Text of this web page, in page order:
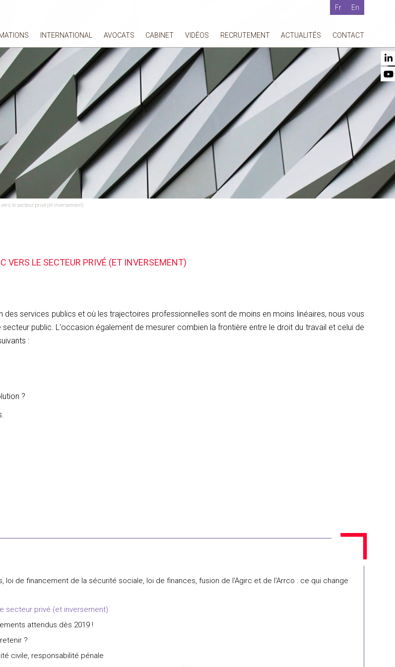
Fr En
INTERNATIONAL AVOCATS CABINET VIDÉOS RECRUTEMENT ACTUALITÉS CONTACT
le secteur privé (et inversement)
VERS LE SECTEUR PRIVÉ (ET INVERSEMENT)
services publics et où les trajectoires professionnelles sont de moins en moins linéaires, nous vous
public. L'occasion également de mesurer combien la frontière entre le droit du travail et celui de
:
?
loi de financement de la sécurité sociale, loi de finances, fusion de l'Agirc et de l'Arrco : ce qui change
secteur privé (et inversement)
attendus dès 2019 !
?
civile, responsabilité pénale